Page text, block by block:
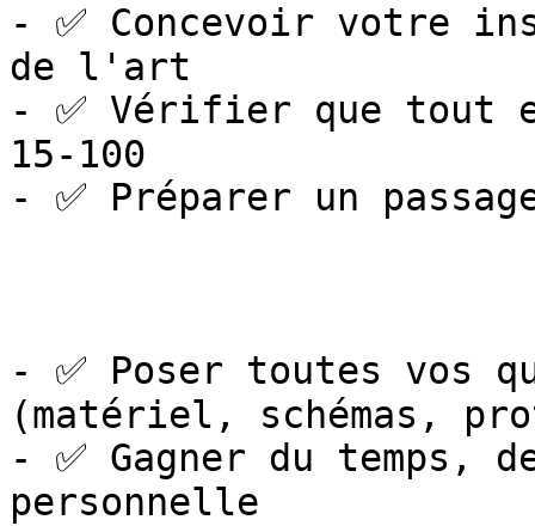
- ✅ Concevoir votre
de l'art
- ✅ Vérifier que tout
15-100
- ✅ Préparer un
- ✅ Poser toutes vos
(matériel, schémas,
- ✅ Gagner du
personnelle